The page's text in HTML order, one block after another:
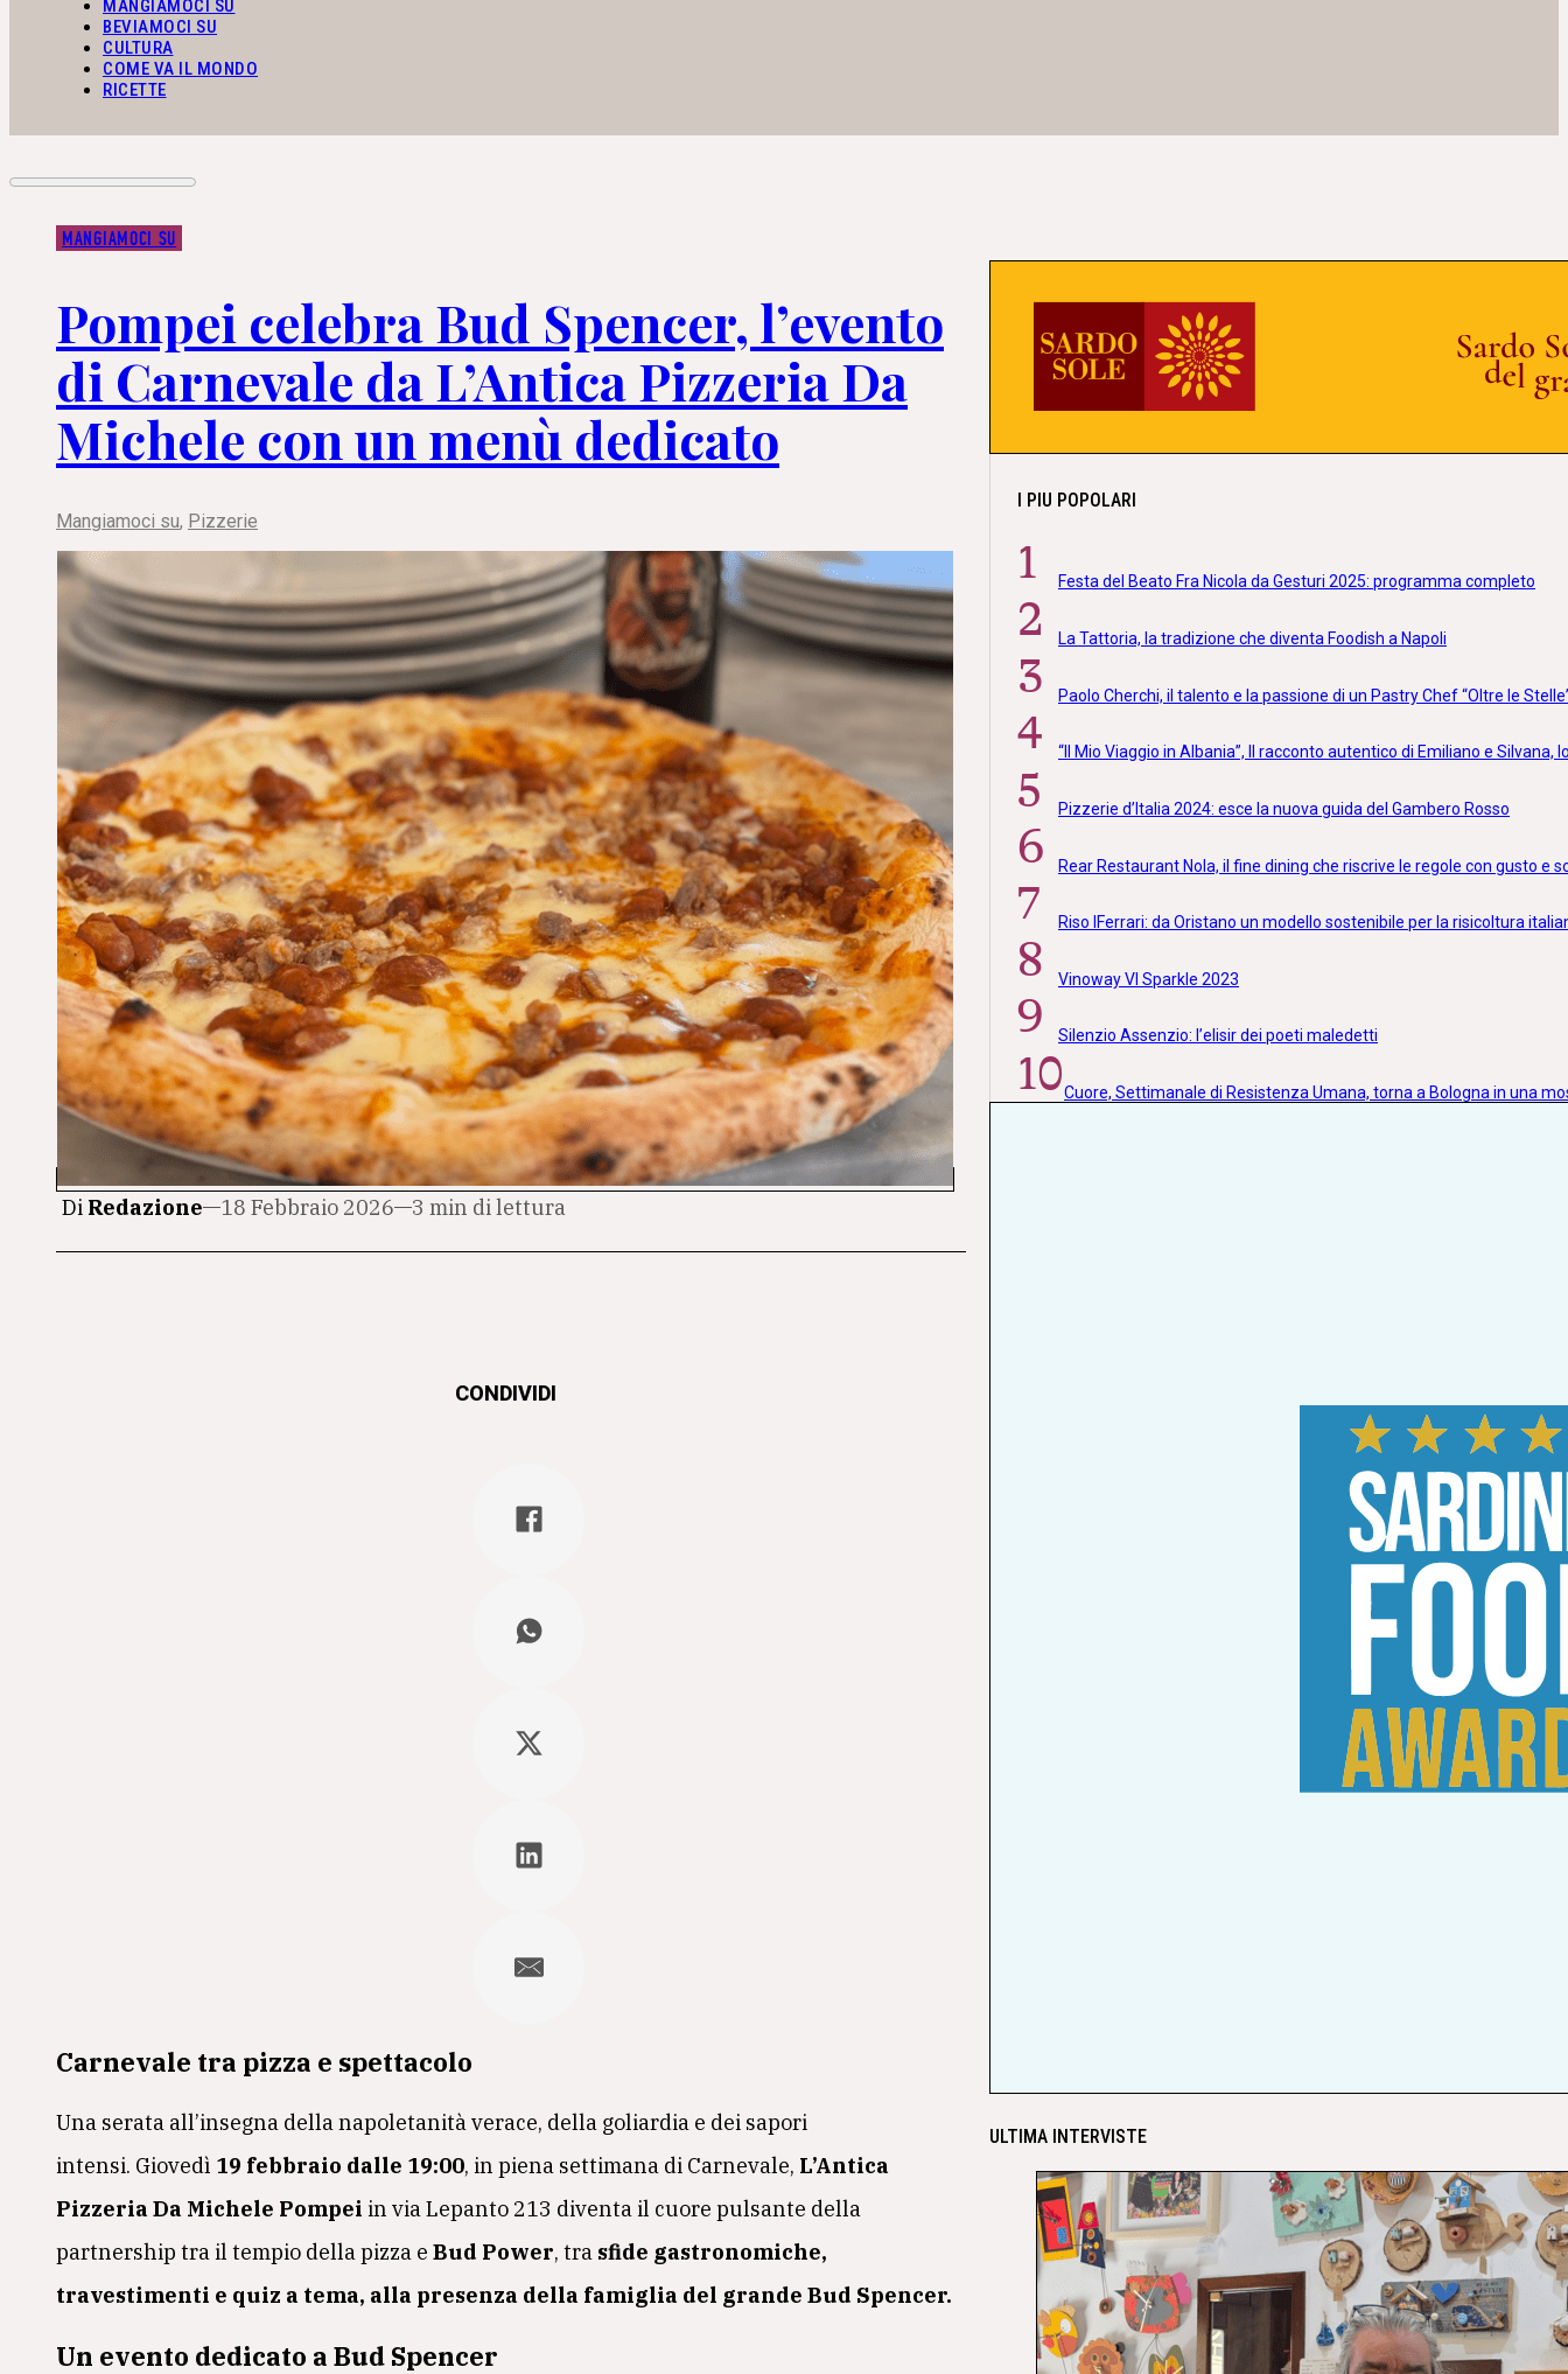
MANGIAMOCI SU
BEVIAMOCI SU
CULTURA
COME VA IL MONDO
RICETTE
MANGIAMOCI SU
Pompei celebra Bud Spencer, l’evento
di Carnevale da L’Antica Pizzeria Da
Michele con un menù dedicato
Mangiamoci su, Pizzerie
Di Redazione 18 Febbraio 2026 3 min di lettura
CONDIVIDI
Carnevale tra pizza e spettacolo
Una serata all’insegna della napoletanità verace, della goliardia e dei sapori
intensi. Giovedì 19 febbraio dalle 19:00, in piena settimana di Carnevale, L’Antica
Pizzeria Da Michele Pompei in via Lepanto 213 diventa il cuore pulsante della
partnership tra il tempio della pizza e Bud Power, tra sfide gastronomiche,
travestimenti e quiz a tema, alla presenza della famiglia del grande Bud Spencer.
Un evento dedicato a Bud Spencer
I PIU POPOLARI
1 Festa del Beato Fra Nicola da Gesturi 2025: programma completo
2 La Tattoria, la tradizione che diventa Foodish a Napoli
3 Paolo Cherchi, il talento e la passione di un Pastry Chef “Oltre le
4 “Il Mio Viaggio in Albania”, Il racconto autentico di Emiliano e
5 Pizzerie d’Italia 2024: esce la nuova guida del Gambero Rosso
6 Rear Restaurant Nola, il fine dining che riscrive le regole con gusto e
7 Riso IFerrari: da Oristano un modello sostenibile per la risicoltura
8 Vinoway VI Sparkle 2023
9 Silenzio Assenzio: l’elisir dei poeti maledetti
10Cuore, Settimanale di Resistenza Umana, torna a Bologna in una
ULTIMA INTERVISTE